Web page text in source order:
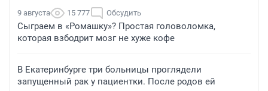
9 августа 15 777 Обсудить
Сыграем в «Ромашку»? Простая головоломка,
которая взбодрит мозг не хуже кофе
В Екатеринбурге три больницы проглядели
запущенный рак у пациентки. После родов ей